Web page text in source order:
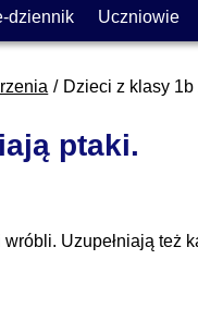
dziennik Uczniowie
Dzieci z klasy
ptaki.
Uzupełniają też